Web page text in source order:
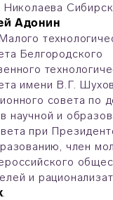
Адонин
Белгородского
имени В.Г.
совета по
научной и
при
член
и
.